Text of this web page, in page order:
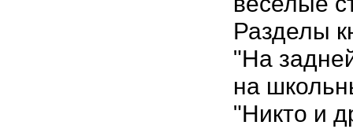
Разделы
"На
на
"Никто и